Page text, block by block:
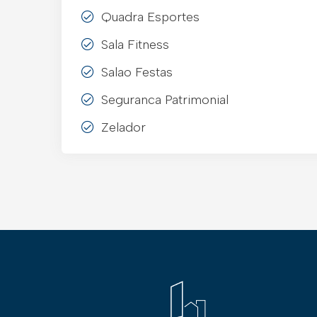
Quadra Esportes
Sala Fitness
Salao Festas
Seguranca Patrimonial
Zelador